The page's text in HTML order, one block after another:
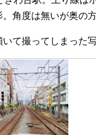
角度は無いが奥の
いて撮ってしまった